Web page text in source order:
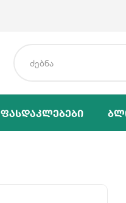
Ფასდაკლებები